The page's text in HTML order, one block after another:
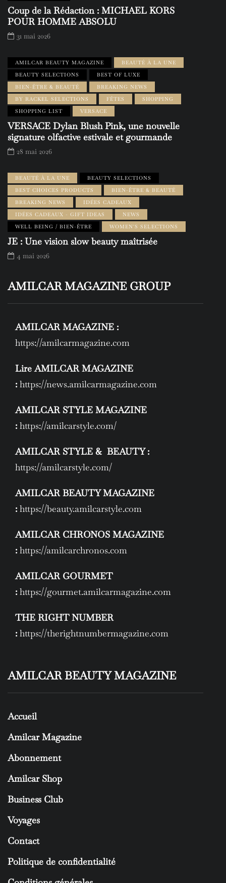
Coup de la Rédaction : MICHAEL KORS
POUR HOMME ABSOLU
31 mai 2026
AMILCAR BEAUTY MAGAZINE
BEAUTÉ À LA UNE
BEAUTY SELECTIONS
BEST OF LUXE
BIEN-ÊTRE & BEAUTÉ
BREAKING NEWS
BY RACKEL SELECTIONS
FÊTES
SHOPPING
SHOPPING LIST
VERSACE
VERSACE Dylan Blush Pink, une nouvelle
signature olfactive estivale et gourmande
28 mai 2026
BEAUTÉ À LA UNE
BEAUTY SELECTIONS
BEST CHOICES PRODUCTS
BIEN-ÊTRE & BEAUTÉ
BREAKING NEWS
IDÉES CADEAUX
IDÉES CADEAUX - GIFT IDEAS
NEWS
WELL BEING / BIEN-ÊTRE
WOMEN'S SELECTIONS
JE : Une vision slow beauty maîtrisée
4 mai 2026
AMILCAR MAGAZINE GROUP
AMILCAR MAGAZINE :
https://amilcarmagazine.com
Lire AMILCAR MAGAZINE
: https://news.amilcarmagazine.com
AMILCAR STYLE MAGAZINE
: https://amilcarstyle.com/
AMILCAR STYLE & BEAUTY :
https://amilcarstyle.com/
AMILCAR BEAUTY MAGAZINE
: https://beauty.amilcarstyle.com
AMILCAR CHRONOS MAGAZINE
: https://amilcarchronos.com
AMILCAR GOURMET
: https://gourmet.amilcarmagazine.com
THE RIGHT NUMBER
: https://therightnumbermagazine.com
AMILCAR BEAUTY MAGAZINE
Accueil
Amilcar Magazine
Abonnement
Amilcar Shop
Business Club
Voyages
Contact
Politique de confidentialité